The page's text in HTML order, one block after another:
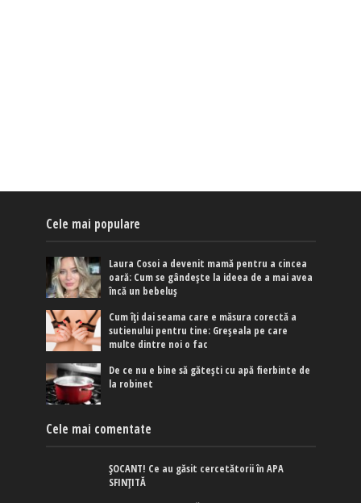
Cele mai populare
Laura Cosoi a devenit mamă pentru a cincea
oară: Cum se gândește la ideea de a mai avea
încă un bebeluș
Cum îți dai seama care e măsura corectă a
sutienului pentru tine: Greșeala pe care
multe dintre noi o fac
De ce nu e bine să gătești cu apă fierbinte de
la robinet
Cele mai comentate
ȘOCANT! Ce au găsit cercetătorii în APA
SFINȚITĂ